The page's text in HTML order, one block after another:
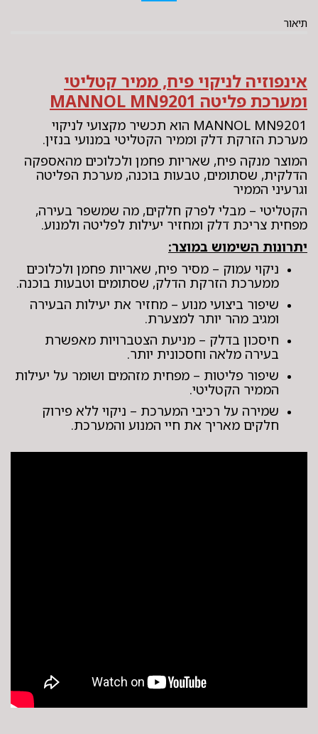
תיאור
אינפוזיה לניקוי פיח, ממיר קטליטי
ומערכת פליטה MANNOL MN9201
MANNOL MN9201 הוא תכשיר מקצועי לניקוי
מערכת הזרקת דלק וממיר הקטליטי במנועי בנזין.
המוצר מנקה פיח, שאריות פחמן ולכלוכים מהאספקה
הדלקית, שסתומים, טבעות בוכנה, מערכת הפליטה
וגרעיני הממיר
הקטליטי – מבלי לפרק חלקים, מה שמשפר בעירה,
מפחית צריכת דלק ומחזיר יעילות לפליטה ולמנוע.
יתרונות השימוש במוצר:
ניקוי עמוק – מסיר פיח, שאריות פחמן ולכלוכים
ממערכת הזרקת הדלק, שסתומים וטבעות בוכנה.
שיפור ביצועי מנוע – מחזיר את יעילות הבעירה
ומגיב מהר יותר למצערת.
חיסכון בדלק – מניעת הצטברויות מאפשרת
בעירה מלאה וחסכונית יותר.
שיפור פליטות – מפחית מזהמים ושומר על יעילות
הממיר הקטליטי.
שמירה על רכיבי המערכת – ניקוי ללא פירוק
חלקים מאריך את חיי המנוע והמערכת.